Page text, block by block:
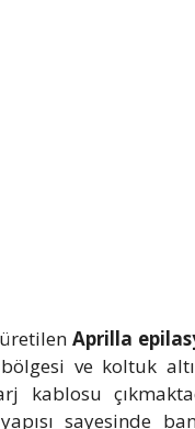
Aprilla
ve koltuk
kablosu
sayesinde